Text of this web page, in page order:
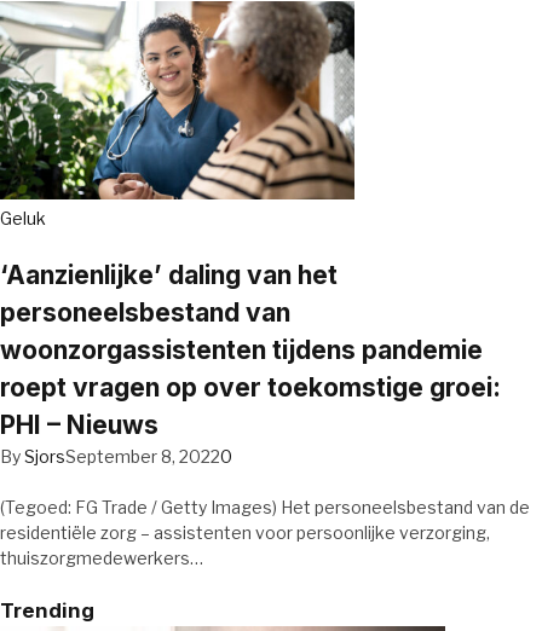
Geluk
‘Aanzienlijke’ daling van het
personeelsbestand van
woonzorgassistenten tijdens pandemie
roept vragen op over toekomstige groei:
PHI – Nieuws
BySjorsSeptember 8, 20220
(Tegoed: FG Trade / Getty Images) Het personeelsbestand van de
residentiële zorg – assistenten voor persoonlijke verzorging,
thuiszorgmedewerkers…
Trending